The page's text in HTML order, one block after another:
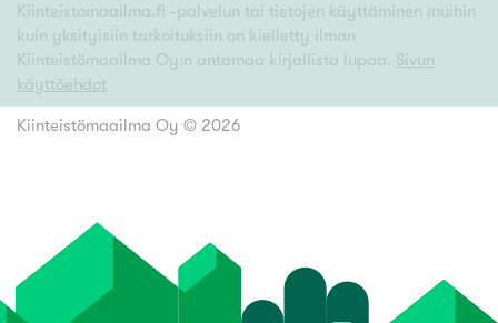
Kiinteistomaailma.fi -palvelun tai tietojen käyttäminen muihin
kuin yksityisiin tarkoituksiin on kielletty ilman
Kiinteistömaailma Oy:n antamaa kirjallista lupaa. Sivun
käyttöehdot
Kiinteistömaailma Oy © 2026